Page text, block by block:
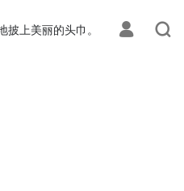
上美丽的头巾。